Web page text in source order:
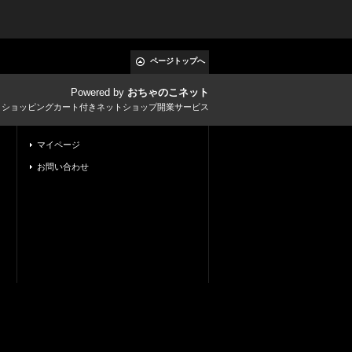
ページトップへ
Powered by おちゃのこネット
ョッピングカート付きネットショップ開業サービス
マイページ
お問い合わせ